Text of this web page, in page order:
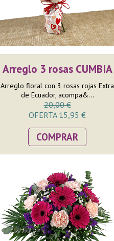
Arreglo 3 rosas CUMBIA
Arreglo floral con 3 rosas rojas Extra
de Ecuador, acompa&...
20,00 €
OFERTA 15,95 €
COMPRAR